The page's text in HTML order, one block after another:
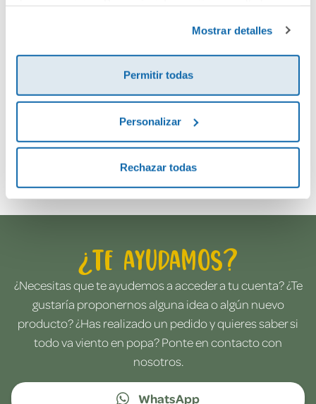
Mostrar detalles
Permitir todas
Personalizar
Rechazar todas
Envía tu opinión
¿Te ayudamos?
¿Necesitas que te ayudemos a acceder a tu cuenta? ¿Te
gustaría proponernos alguna idea o algún nuevo
producto? ¿Has realizado un pedido y quieres saber si
todo va viento en popa? Ponte en contacto con
nosotros.
WhatsApp